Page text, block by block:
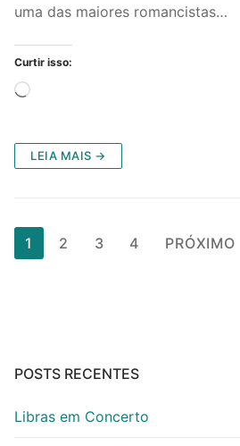
uma das maiores romancistas…
Curtir isso:
Carregando...
LEIA MAIS →
Paginação
de
1 2 3 4 PRÓXIMO
POSTS RECENTES
Libras em Concerto